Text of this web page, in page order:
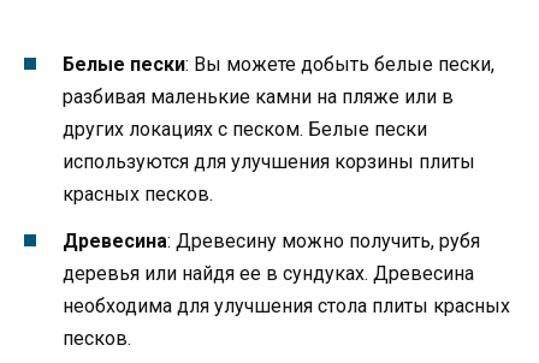
Белые пески: Вы можете добыть белые пески,
разбивая маленькие камни на пляже или в
других локациях с песком. Белые пески
используются для улучшения корзины плиты
красных песков.
Древесина: Древесину можно получить, рубя
деревья или найдя ее в сундуках. Древесина
необходима для улучшения стола плиты красных
песков.